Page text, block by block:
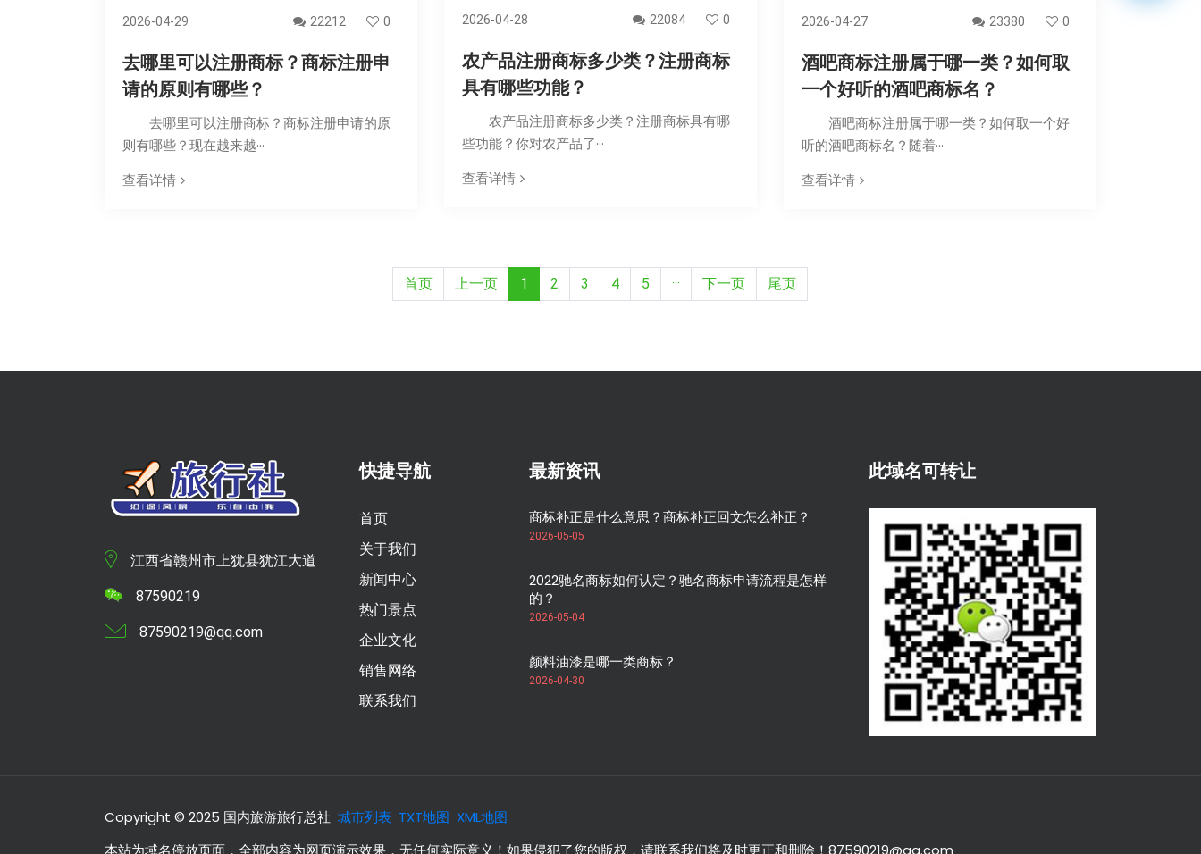
2026-04-29 22212 0
去哪里可以注册商标？商标注册申
请的原则有哪些？
去哪里可以注册商标？商标注册申请的原
则有哪些？现在越来越···
查看详情
2026-04-28 22084 0
农产品注册商标多少类？注册商标
具有哪些功能？
农产品注册商标多少类？注册商标具有哪
些功能？你对农产品了···
查看详情
2026-04-27 23380 0
酒吧商标注册属于哪一类？如何取
一个好听的酒吧商标名？
酒吧商标注册属于哪一类？如何取一个好
听的酒吧商标名？随着···
查看详情
首页 上一页 1 2 3 4 5 ··· 下一页 尾页
江西省赣州市上犹县犹江大道
87590219
87590219@qq.com
快捷导航
首页
关于我们
新闻中心
热门景点
企业文化
销售网络
联系我们
最新资讯
商标补正是什么意思？商标补正回文怎么补正？
2026-05-05
2022驰名商标如何认定？驰名商标申请流程是怎样
的？
2026-05-04
颜料油漆是哪一类商标？
2026-04-30
此域名可转让
Copyright © 2025 国内旅游旅行总社 城市列表 TXT地图 XML地图
本站为域名停放页面，全部内容为网页演示效果，无任何实际意义！如果侵犯了您的版权，请联系我们将及时更正和删除！87590219@qq.com